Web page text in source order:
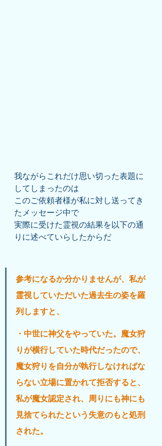
我ながらこれだけ思い切った表題に
してしまったのは
このご依頼者様が私に対し送ってき
たメッセージ中で
実際に受けた霊視の結果を以下の通
りに述べていらしたからだ
参考になるか分かりませんが、私が
霊視していただいた過去生の姿を羅
列しますと、
・中世に神父をやっていた。魔女狩
りが横行していた時代だったので、
魔女狩りを自分が執行しなければな
らない立場に置かれて拒否すると、
私が魔女認定され、周りにも神にも
見捨てられたという失意のもと処刑
された。